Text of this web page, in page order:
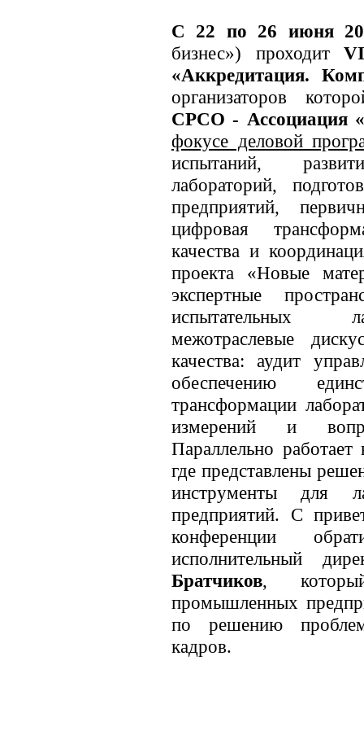
С 22 по 26 июня
бизнес») проходит
«Аккредитация.
организаторов
СРСО - Ассоциация
фокусе деловой
испытаний,
лабораторий,
предприятий,
цифровая
качества и
проекта «Новые
экспертные
испытательных
межотраслевые
качества: аудит
обеспечению
трансформации
измерений и
Параллельно работает
где представлены
инструменты для
предприятий. С
конференции
исполнительный
Братчиков,
промышленных
по решению
кадров.